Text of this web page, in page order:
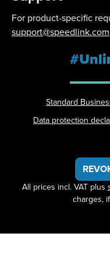
For product-specific
support@speedlink.com
Standard
Data protection
All prices incl. VAT plus
charges,